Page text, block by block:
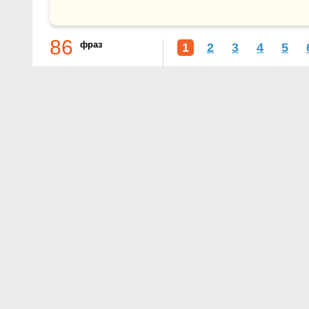
86 фраз 1 2 3 4 5